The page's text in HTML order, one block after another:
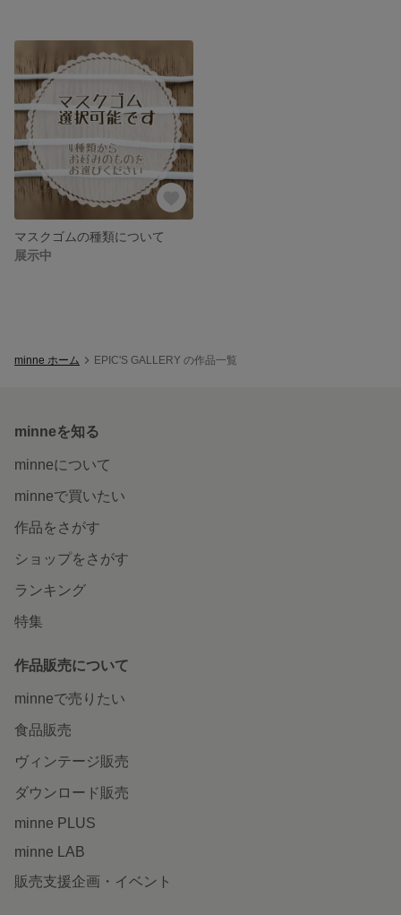
マスクゴムの種類について
展示中
minne ホーム EPIC'S GALLERY の作品一覧
minneを知る
minneについて
minneで買いたい
作品をさがす
ショップをさがす
ランキング
特集
作品販売について
minneで売りたい
食品販売
ヴィンテージ販売
ダウンロード販売
minne PLUS
minne LAB
販売支援企画・イベント